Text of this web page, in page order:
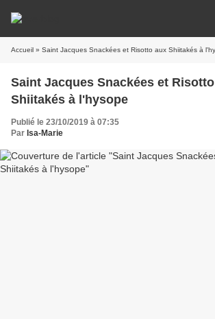
Accueil » Saint Jacques Snackées et Risotto aux Shiitakés à
Saint Jacques Snackées et
Shiitakés à l'hysope
Publié le 23/10/2019 à 07:35
Par Isa-Marie